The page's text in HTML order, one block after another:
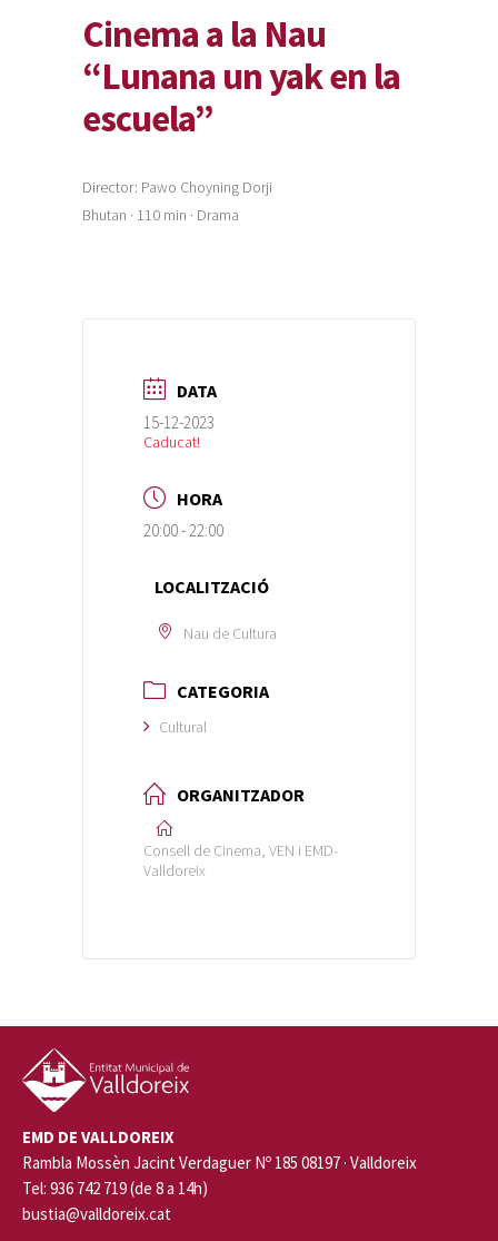
Cinema a la Nau
“Lunana un yak en la
escuela”
Director: Pawo Choyning Dorji
Bhutan · 110 min · Drama
DATA
15-12-2023
Caducat!
HORA
20:00 - 22:00
LOCALITZACIÓ
Nau de Cultura
CATEGORIA
Cultural
ORGANITZADOR
Consell de Cinema, VEN i EMD-
Valldoreix
EMD DE VALLDOREIX
Rambla Mossèn Jacint Verdaguer Nº 185 08197 · Valldoreix
Tel: 936 742 719 (de 8 a 14h)
bustia@valldoreix.cat